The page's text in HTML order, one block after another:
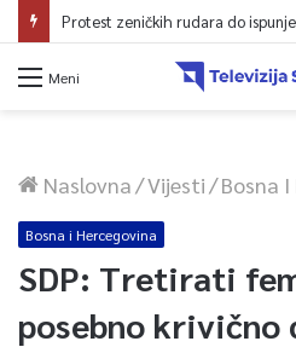
Protest zeničkih rudara do
Meni
Naslovna/Vijesti/Bosna
Bosna i Hercegovina
SDP: Tretirati
posebno krivično